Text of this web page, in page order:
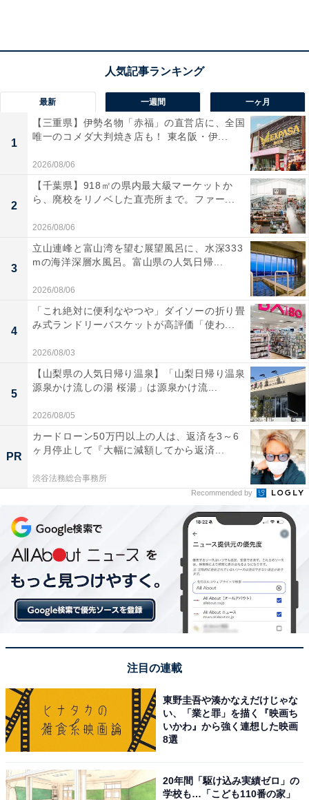
それではこのノルディックセーター2色を着回していき
たいと思います。ぜひ参考にしてくださいね。
ベージュのノルディックセーターにはチュールスカート
で甘めな着こなしに。
コーデ2
最新 一週間 一ヶ月
1
【三重県】伊勢名物「赤福」の直営店に、全国
唯一のコメダ大判焼き店も！ 東名阪・伊...
2026/08/06
2
【千葉県】918㎡の県内最大級マーケットか
ら、廃校をリノベした直売所まで。ファー...
2026/08/06
3
立山連峰と富山湾を望む展望風呂に、水深333
mの海洋深層水風呂。富山県の人気日帰...
2026/08/06
4
「これ絶対に便利なやつや」ダイソーの折り畳
み式ランドリーバスケットが高評価「使わ...
2026/08/03
5
【山梨県の人気日帰り温泉】「山梨日帰り温泉
源泉かけ流しの湯 桜湯」は源泉かけ流...
2026/08/05
PR
カードローン50万円以上の人は、返済を3～6
ヶ月停止して『大幅に減額してから返済...
渋谷法務総合事務所
Recommended by
注目の連載
東野圭吾や湊かなえだけじゃな
い、「業と罪」を描く『映画ち
いかわ』から強く連想した映画
8選
20年間「駆け込み実績ゼロ」の
学校も…「こども110番の家」